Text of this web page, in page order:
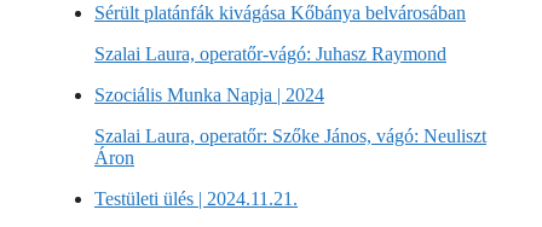
Sérült platánfák kivágása Kőbánya belvárosában
Szalai Laura, operatőr-vágó: Juhasz Raymond
Szociális Munka Napja | 2024
Szalai Laura, operatőr: Szőke János, vágó: Neuliszt
Áron
Testületi ülés | 2024.11.21.